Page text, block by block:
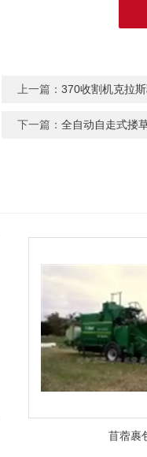
上一篇：370收割机克拉
下一篇：全自动自走式搂
苜蓿裹